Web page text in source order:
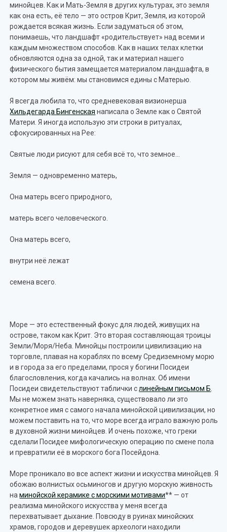
минойцев. Как и Мать-Земля в других культурах, это земля
как она есть, её тело — это остров Крит, Земля, из которой
рождается всякая жизнь. Если задуматься об этом,
понимаешь, что ландшафт «родительствует» над всеми и
каждым множеством способов. Как в наших телах клетки
обновляются одна за одной, так и материал нашего
физического бытия замещается материалом ландшафта, в
котором мы живём: мы становимся едины с Матерью.
Я всегда любила то, что средневековая визионерша
Хильдегарда Бингенская написала о Земле как о Святой
Матери. Я иногда использую эти строки в ритуалах,
сфокусированных на Рее:
Святые люди рисуют для себя всё то, что земное…
Земля — одновременно матерь,
Она матерь всего природного,
матерь всего человеческого.
Она матерь всего,
внутри неё лежат
семена всего.
Море — это естественный фокус для людей, живущих на
острове, таком как Крит. Это вторая составляющая троицы
Земли/Моря/Неба. Минойцы построили цивилизацию на
торговле, плавая на кораблях по всему Средиземному морю
и в города за его пределами, прося у богини Посидеи
благословления, когда качались на волнах. Об имени
Посидеи свидетельствуют таблички слинейным письмом Б
Мы не можем знать наверняка, существовало ли это
конкретное имя с самого начала минойской цивилизации, но
можем поставить на то, что море всегда играло важную роль
в духовной жизни минойцев. И очень похоже, что греки
сделали Посидее мифологическую операцию по смене пола
и превратили её в морского бога Посейдона.
Море проникало во все аспект жизни и искусства минойцев. Я
обожаю волнистых осьминогов и другую морскую живность
наминойской керамике с морскими мотивами** — от
реализма минойского искусства у меня всегда
перехватывает дыхание. Повсюду в руинах минойских
храмов, городов и деревушек археологи находили